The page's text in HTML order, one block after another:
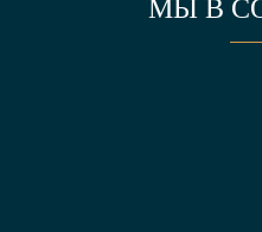
МЫ В